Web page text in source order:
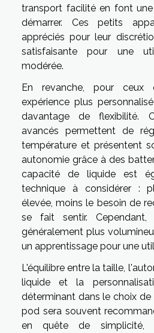
transport facilité en font
démarrer. Ces petits
appréciés pour leur
satisfaisante pour une
modérée.
En revanche, pour ceux
expérience plus
davantage de flexibilité.
avancés permettent de
température et présentent
autonomie grâce à des
capacité de liquide est
technique à considérer :
élevée, moins le besoin de
se fait sentir.
généralement plus
un apprentissage pour une
L'équilibre entre la taille,
liquide et la
déterminant dans le choix
pod sera souvent
en quête de simplicité,